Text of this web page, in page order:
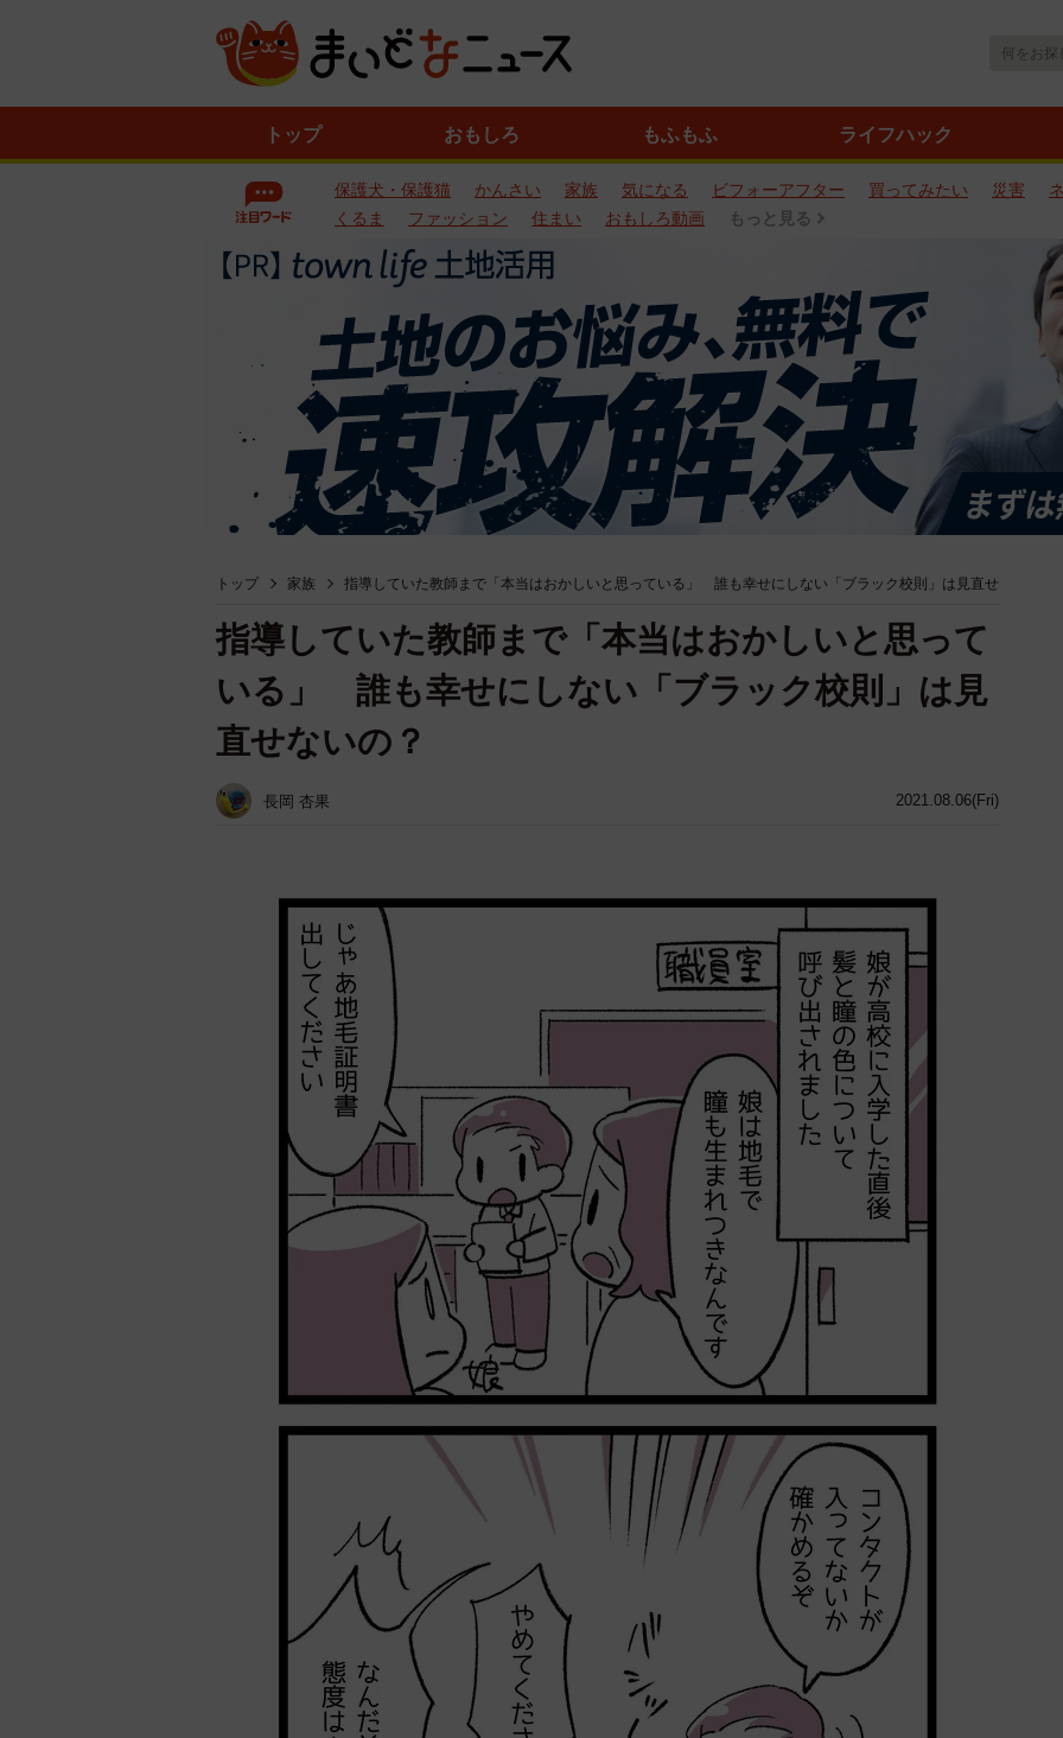
トップ おもしろ もふもふ ライフハック
保護犬・保護猫 かんさい 家族 気になる ビフォーアフター 買ってみたい 災害
くるま
ファッション 住まい おもしろ動画 もっと見る
トップ 家族 指導していた教師まで「本当はおかしいと思っている」 誰も幸せにしない「ブラック校則」は見直せ
2021.08.06(Fri)
指導していた教師まで「本当はおかしいと思って
いる」 誰も幸せにしない「ブラック校則」は見
直せないの？
長岡 杏果